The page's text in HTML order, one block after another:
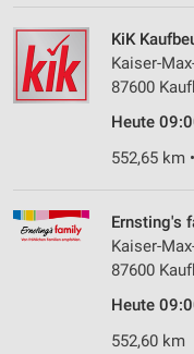
KiK
Kaiser-
87600
Heute
552,65 km
Ernsting's
Kaiser-
87600
Heute
552,60 km